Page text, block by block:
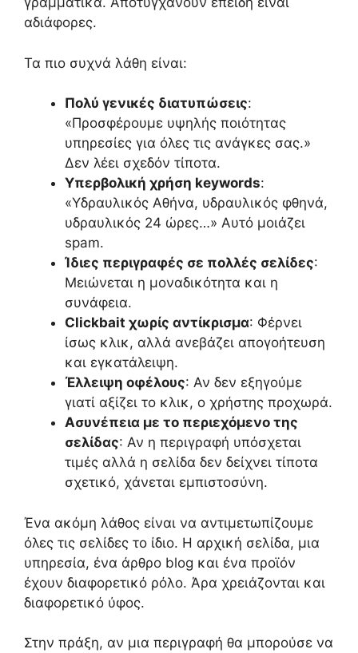
αδιάφορες.
Τα πιο συχνά λάθη είναι:
Πολύ γενικές διατυπώσεις:
«Προσφέρουμε υψηλής ποιότητας
υπηρεσίες για όλες τις ανάγκες σας.»
Δεν λέει σχεδόν τίποτα.
Υπερβολική χρήση keywords:
«Υδραυλικός Αθήνα, υδραυλικός φθηνά,
υδραυλικός 24 ώρες…» Αυτό μοιάζει
spam.
Ίδιες περιγραφές σε πολλές σελίδες:
Μειώνεται η μοναδικότητα και η
συνάφεια.
Clickbait χωρίς αντίκρισμα: Φέρνει
ίσως κλικ, αλλά ανεβάζει απογοήτευση
και εγκατάλειψη.
Έλλειψη οφέλους: Αν δεν εξηγούμε
γιατί αξίζει το κλικ, ο χρήστης προχωρά.
Ασυνέπεια με το περιεχόμενο της
σελίδας: Αν η περιγραφή υπόσχεται
τιμές αλλά η σελίδα δεν δείχνει τίποτα
σχετικό, χάνεται εμπιστοσύνη.
Ένα ακόμη λάθος είναι να αντιμετωπίζουμε
όλες τις σελίδες το ίδιο. Η αρχική σελίδα, μια
υπηρεσία, ένα άρθρο blog και ένα προϊόν
έχουν διαφορετικό ρόλο. Άρα χρειάζονται και
διαφορετικό ύφος.
Στην πράξη, αν μια περιγραφή θα μπορούσε να